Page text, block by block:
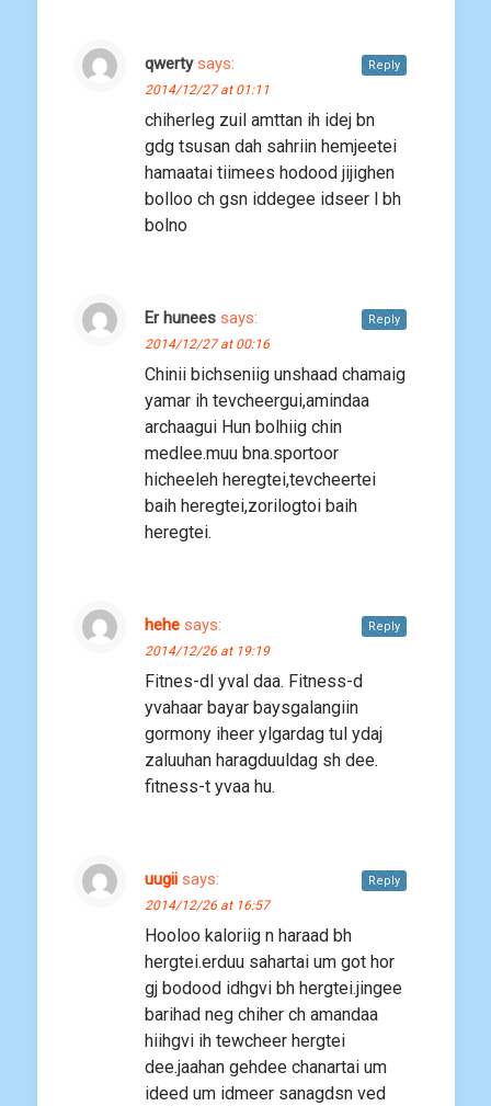
qwerty says:
2014/12/27 at 01:11
chiherleg zuil amttan ih idej bn
gdg tsusan dah sahriin hemjeetei
hamaatai tiimees hodood jijighen
bolloo ch gsn iddegee idseer l bh
bolno
Reply
Er hunees says:
2014/12/27 at 00:16
Chinii bichseniig unshaad chamaig
yamar ih tevcheergui,amindaa
archaagui Hun bolhiig chin
medlee.muu bna.sportoor
hicheeleh heregtei,tevcheertei
baih heregtei,zorilogtoi baih
heregtei.
Reply
hehe says:
2014/12/26 at 19:19
Fitnes-dl yval daa. Fitness-d
yvahaar bayar baysgalangiin
gormony iheer ylgardag tul ydaj
zaluuhan haragduuldag sh dee.
fitness-t yvaa hu.
Reply
uugii says:
2014/12/26 at 16:57
Hooloo kaloriig n haraad bh
hergtei.erduu sahartai um got hor
gj bodood idhgvi bh hergtei.jingee
barihad neg chiher ch amandaa
hiihgvi ih tewcheer hergtei
dee.jaahan gehdee chanartai um
ideed um idmeer sanagdsn ved
Reply